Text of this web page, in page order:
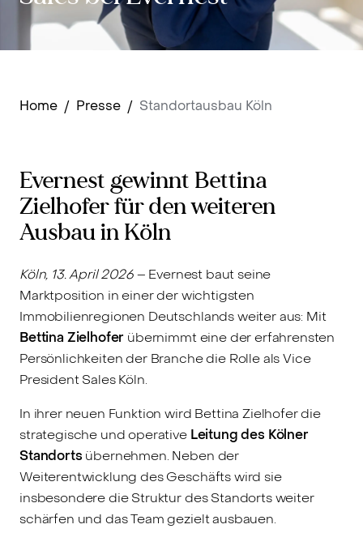
Home / Presse / Standortausbau Köln
Evernest gewinnt Bettina
Zielhofer für den weiteren
Ausbau in Köln
Köln, 13. April 2026– Evernest baut seine
Marktposition in einer der wichtigsten
Immobilienregionen Deutschlands weiter aus: Mit
Bettina Zielhofer übernimmt eine der erfahrensten
Persönlichkeiten der Branche die Rolle als Vice
President Sales Köln.
In ihrer neuen Funktion wird Bettina Zielhofer die
strategische und operative Leitung des Kölner
Standorts übernehmen. Neben der
Weiterentwicklung des Geschäfts wird sie
insbesondere die Struktur des Standorts weiter
schärfen und das Team gezielt ausbauen.